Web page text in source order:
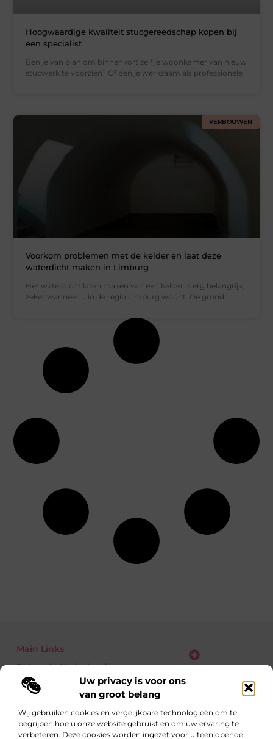
Uw privacy is voor ons
van groot belang
Wij gebruiken cookies en vergelijkbare technologieën om te
begrijpen hoe u onze website gebruikt en om uw ervaring te
verbeteren. Deze cookies worden ingezet voor uiteenlopende
Hoogwaardige kwaliteit stucgereedschap kopen bij
een specialist
Ben je van plan om binnenkort zelf je woonkamer van nieuw
stucwerk te voorzien? Of ben je werkzaam als professionele
VERBOUWEN
Voorkom problemen met de kelder en laat deze
waterdicht maken in Limburg
Het waterdicht laten maken van een kelder is erg belangrijk,
zeker wanneer u in de regio Limburg woont. De grond
Main Links
Bekende Nederlanders
Eén richting: kennis delen